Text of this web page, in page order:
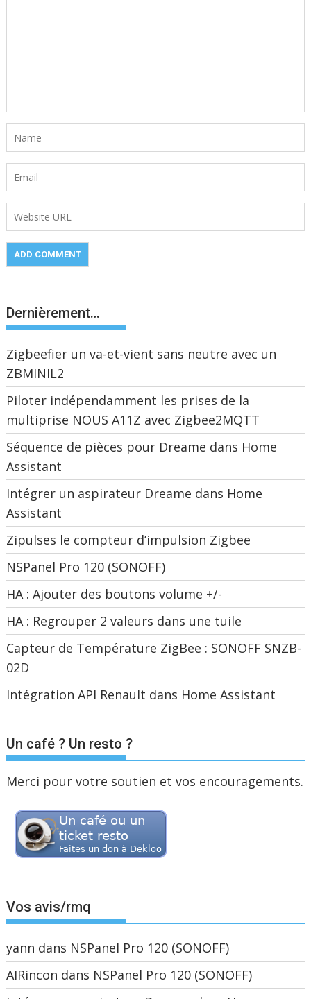
Dernièrement…
Zigbeefier un va-et-vient sans neutre avec un
ZBMINIL2
Piloter indépendamment les prises de la
multiprise NOUS A11Z avec Zigbee2MQTT
Séquence de pièces pour Dreame dans Home
Assistant
Intégrer un aspirateur Dreame dans Home
Assistant
Zipulses le compteur d’impulsion Zigbee
NSPanel Pro 120 (SONOFF)
HA : Ajouter des boutons volume +/-
HA : Regrouper 2 valeurs dans une tuile
Capteur de Température ZigBee : SONOFF SNZB-
02D
Intégration API Renault dans Home Assistant
Un café ? Un resto ?
Merci pour votre soutien et vos encouragements.
Vos avis/rmq
yann dans NSPanel Pro 120 (SONOFF)
AIRincon dans NSPanel Pro 120 (SONOFF)